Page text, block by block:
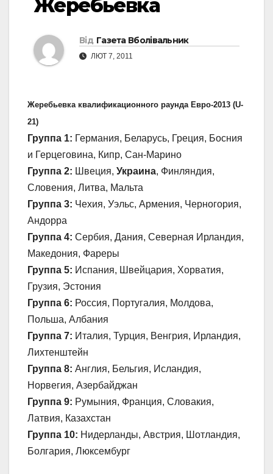
Жеребьевка
Від Газета Вболівальник
ЛЮТ 7, 2011
Жеребьевка квалификационного раунда Евро-2013 (U-
21)
Группа 1: Германия, Беларусь, Греция, Босния
и Герцеговина, Кипр, Сан-Марино
Группа 2: Швеция, Украина, Финляндия,
Словения, Литва, Мальта
Группа 3: Чехия, Уэльс, Армения, Черногория,
Андорра
Группа 4: Сербия, Дания, Северная Ирландия,
Македония, Фареры
Группа 5: Испания, Швейцария, Хорватия,
Грузия, Эстония
Группа 6: Россия, Португалия, Молдова,
Польша, Албания
Группа 7: Италия, Турция, Венгрия, Ирландия,
Лихтенштейн
Группа 8: Англия, Бельгия, Исландия,
Норвегия, Азербайджан
Группа 9: Румыния, Франция, Словакия,
Латвия, Казахстан
Группа 10: Нидерланды, Австрия, Шотландия,
Болгария, Люксембург